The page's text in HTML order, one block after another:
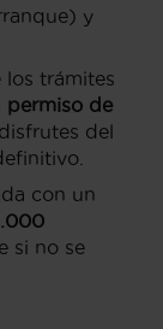
y
trámites
permiso de
del
con un
si no se